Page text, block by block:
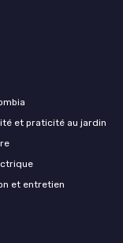
et praticité au jardin
et entretien